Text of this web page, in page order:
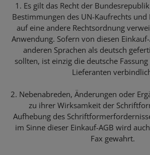
1. Es gilt das Recht der
Bestimmungen des UN-Kaufrechts und
auf eine andere Rechtsordnung
Anwendung. Sofern von diesen
anderen Sprachen als deutsch
sollten, ist einzig die deutsche Fassung
Lieferanten
2. Nebenabreden, Änderungen oder
zu ihrer Wirksamkeit der
Aufhebung des
im Sinne dieser Einkauf-AGB wird
Fax gewahrt.